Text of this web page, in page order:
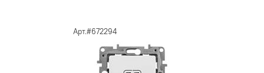
Арт.#672294